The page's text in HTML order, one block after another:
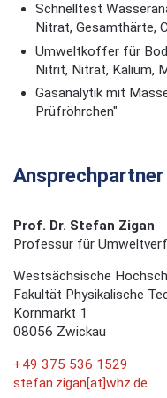
Schnelltest
Nitrat, Gesamthärte,
Umweltkoffer für
Nitrit, Nitrat, Kalium,
Gasanalytik mit
Prüfröhrchen"
Ansprechpartner
Prof. Dr. Stefan Zigan
Professur für
Westsächsische
Fakultät Physikalische
Kornmarkt 1
08056 Zwickau
+49 375 536 1529
stefan.zigan[at]whz.de